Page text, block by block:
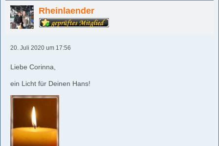
Rheinlaender
20. Juli 2020 um 17:56
Liebe Corinna,
ein Licht für Deinen Hans!